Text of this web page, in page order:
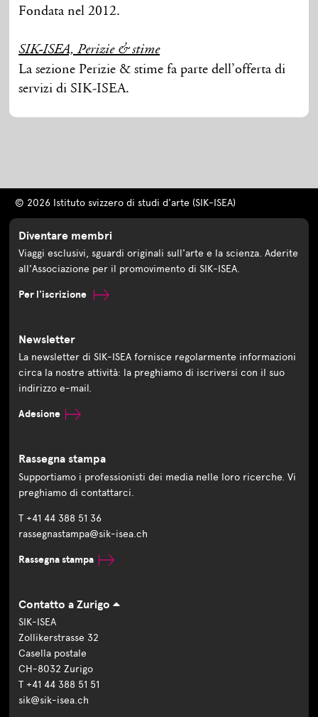
Fondata nel 2012.
SIK-ISEA, Perizie & stime
La sezione Perizie & stime fa parte dell’offerta di
servizi di SIK-ISEA.
© 2026 Istituto svizzero di studi d'arte (SIK-ISEA)
Diventare membri
Viaggi esclusivi, sguardi originali sull'arte e la scienza. Aderite
all'Associazione per il promovimento di SIK-ISEA.
Per l'iscrizione
Newsletter
La newsletter di SIK-ISEA fornisce regolarmente informazioni
circa la nostre attività: la preghiamo di iscriversi con il suo
indirizzo e-mail.
Adesione
Rassegna stampa
Supportiamo i professionisti dei media nelle loro ricerche. Vi
preghiamo di contattarci.
T +41 44 388 51 36
rassegnastampa@sik-isea.ch
Rassegna stampa
Contatto a Zurigo
SIK-ISEA
Zollikerstrasse 32
Casella postale
CH-8032 Zurigo
T +41 44 388 51 51
sik@sik-isea.ch